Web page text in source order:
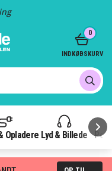
Opladere Lyd & Billede
0
INDKØBSKURV